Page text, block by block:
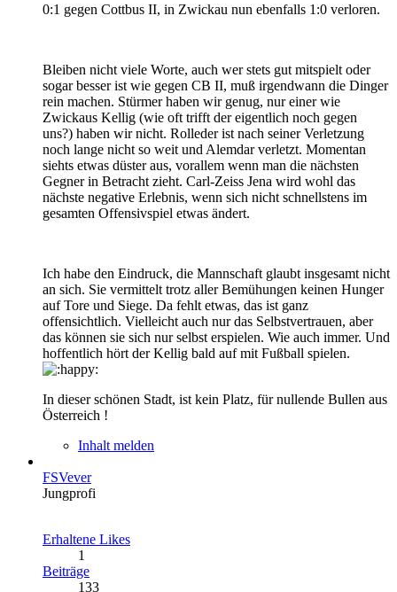
0:1 gegen Cottbus II, in Zwickau nun ebenfalls 1:0 verloren.
Bleiben nicht viele Worte, auch wer stets gut mitspielt oder
sogar besser ist wie gegen CB II, muß irgendwann die Dinger
rein machen. Stürmer haben wir genug, nur einer wie
Zwickaus Kellig (wie oft trifft der eigentlich noch gegen
uns?) haben wir nicht. Rolleder ist nach seiner Verletzung
noch lange nicht so weit und Alemdar verletzt. Momentan
siehts etwas düster aus, vorallem wenn man die nächsten
Gegner in Betracht zieht. Carl-Zeiss Jena wird wohl das
nächste negative Erlebnis, wenn sich nicht schnellstens im
gesamten Offensivspiel etwas ändert.
Ich habe den Eindruck, die Mannschaft glaubt insgesamt nicht
an sich. Sie vermittelt trotz aller Bemühungen keinen Hunger
auf Tore und Siege. Da fehlt etwas, das ist ganz
offensichtlich. Vielleicht auch nur das Selbstvertrauen, aber
das können sie sich nur selbst erspielen. Wie auch immer. Und
hoffentlich hört der Kellig bald auf mit Fußball spielen.
In dieser schönen Stadt, ist kein Platz, für nullende Bullen aus
Österreich !
Inhalt melden
FSVever
Jungprofi
Erhaltene Likes
1
Beiträge
133